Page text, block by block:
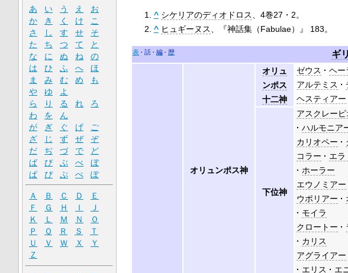
^ シケリアのディオドロス
、4巻27・2。
^ ヒュギーヌス 、『神話集（Fabulae）』 183。
表 話 編 歴 ギ
オリュンポス神
オリュ
ンポス
十二神
ゼウス ヘー
アルテミス
ヘスティアー
下位神
アスクレーピ
ハルモニア
カリオペー
コラー
エラ
ホーラー
エウノミアー
ウポリアー
モイラ
クロートー
カリス
アグライアー
エリス
エ
あ い う え
お
か
き く け
こ
さ
し す せ
そ
た
ち つ て
と
な
に ぬ ね
の
は
ひ ふ へ
ほ
ま
み む め
も
や
ゆ
よ
ら
り る れ
ろ
わ
を
ん
が
ぎ ぐ げ
ご
ざ
じ ず ぜ
ぞ
だ
ぢ づ で
ど
ば
び ぶ べ
ぼ
ぱ
ぴ ぷ ぺ ぽ
Ａ Ｂ Ｃ Ｄ
Ｅ
Ｆ
Ｇ Ｈ Ｉ
Ｊ
Ｋ
Ｌ Ｍ Ｎ
Ｏ
Ｐ
Ｑ Ｒ Ｓ
Ｔ
Ｕ
Ｖ Ｗ Ｘ
Ｙ
Ｚ